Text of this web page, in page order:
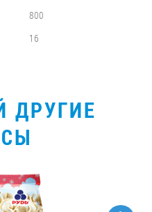
800
16
ДРУГИЕ